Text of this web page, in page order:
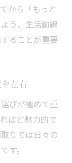
イント
イント
ザイン要素
観の工夫
を実現する
ンな内装
から「もっと
う、生活動線
ることが重要
左右
びが極めて重
ほど魅力的で
りでは日々の
す。